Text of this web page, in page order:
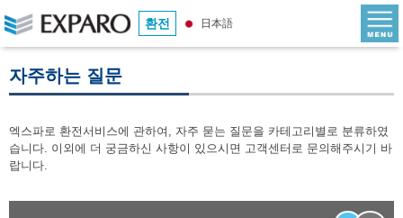
환전 日本語
자주하는 질문
엑스파로 환전서비스에 관하여, 자주 묻는 질문을 카테고리별로 분류하였
습니다. 이외에 더 궁금하신 사항이 있으시면 고객센터로 문의해주시기 바
랍니다.